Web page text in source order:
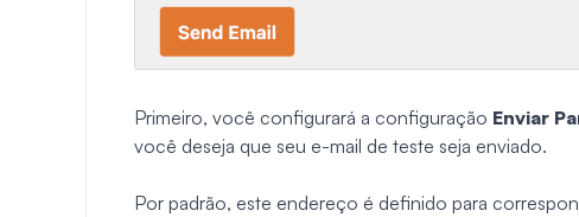
Primeiro, você configurará a configuração Enviar
você deseja que seu e-mail de teste seja enviado.
Por padrão, este endereço é definido para